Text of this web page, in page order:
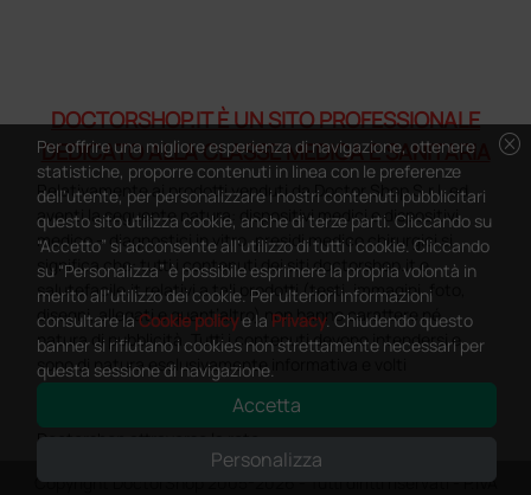
DOCTORSHOP.IT È UN SITO PROFESSIONALE
DEDICATO ALLA CLASSE MEDICA E SANITARIA
Relativamente ai prodotti venduti da Doctor Shop S.r.l. ed
aventi la seguente natura: dispositivi medici e dispositivi
medico – diagnostici in vitro, presidi medico chirurgici si
significa che: tutti i contenuti dei siti doctorshop.it e
salutefacile.it relativi a tali prodotti (testi, immagini, foto,
disegni, allegati e quant’altro) non hanno carattere né
natura di pubblicità. Tutti i contenuti devono intendersi e
sono di natura esclusivamente informativa e volti
esclusivamente a portare a conoscenza dei clienti e dei
potenziali clienti in fase di preacquisto i prodotti venduti da
Doctorshop attraverso la rete.
Copyright DoctorShop 2005-2026 - Tutti diritti riservati - P.IVA
cancel
Per offrire una migliore esperienza di navigazione, ottenere
statistiche, proporre contenuti in linea con le preferenze
dell'utente, per personalizzare i nostri contenuti pubblicitari
questo sito utilizza cookie, anche di terze parti. Cliccando su
“Accetto” si acconsente all'utilizzo di tutti i cookie. Cliccando
su “Personalizza” è possibile esprimere la propria volontà in
merito all'utilizzo dei cookie. Per ulteriori informazioni
consultare la Cookie policye la Privacy. Chiudendo questo
banner si rifiutano i cookies non strettamente necessari per
questa sessione di navigazione.
Accetta
Personalizza